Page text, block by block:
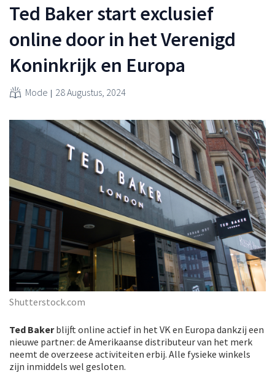
Ted Baker start exclusief
online door in het Verenigd
Koninkrijk en Europa
Mode 28 Augustus, 2024
Shutterstock.com
Ted Bakerblijft online actief in het VK en Europa dankzij een
nieuwe partner: de Amerikaanse distributeur van het merk
neemt de overzeese activiteiten erbij. Alle fysieke winkels
zijn inmiddels wel gesloten.